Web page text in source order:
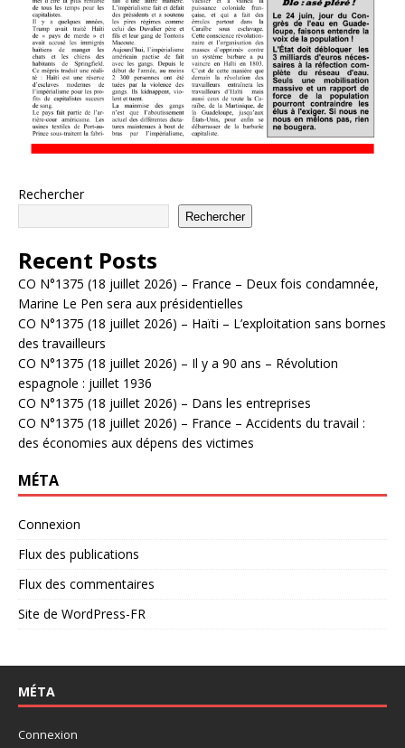
Rechercher
Rechercher
Recent Posts
CO N°1375 (18 juillet 2026) – France – Deux fois condamnée,
Marine Le Pen sera aux présidentielles
CO N°1375 (18 juillet 2026) – Haïti – L’exploitation sans bornes
des travailleurs
CO N°1375 (18 juillet 2026) – Il y a 90 ans – Révolution
espagnole : juillet 1936
CO N°1375 (18 juillet 2026) – Dans les entreprises
CO N°1375 (18 juillet 2026) – France – Accidents du travail :
des économies aux dépens des victimes
MÉTA
Connexion
Flux des publications
Flux des commentaires
Site de WordPress-FR
MÉTA
Connexion